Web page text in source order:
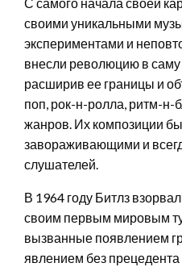
С самого начала своей
своими уникальными
экспериментами и
внесли революцию в саму
расширив ее границы и
поп, рок-н-ролла, ритм-н-
жанров. Их композиции
завораживающими и
слушателей.
В 1964 году Битлз
своим первым мировым
вызванные появлением
явлением без